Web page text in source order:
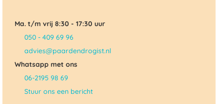
Ma. t/m vrij 8:30 - 17:30 uur
050 - 409 69 96
advies@paardendrogist.nl
Whatsapp met ons
06-2195 98 69
Stuur ons een bericht